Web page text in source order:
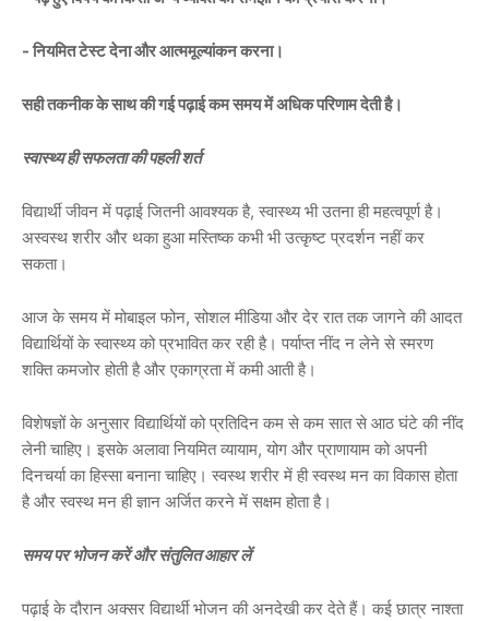
- नियमित टेस्ट देना और आत्ममूल्यांकन करना।
सही तकनीक के साथ की गई पढ़ाई कम समय में अधिक परिणाम देती है।
स्वास्थ्य ही सफलता की पहली शर्त
विद्यार्थी जीवन में पढ़ाई जितनी आवश्यक है, स्वास्थ्य भी उतना ही महत्वपूर्ण है।
अस्वस्थ शरीर और थका हुआ मस्तिष्क कभी भी उत्कृष्ट प्रदर्शन नहीं कर
सकता।
आज के समय में मोबाइल फोन, सोशल मीडिया और देर रात तक जागने की आदत
विद्यार्थियों के स्वास्थ्य को प्रभावित कर रही है। पर्याप्त नींद न लेने से स्मरण
शक्ति कमजोर होती है और एकाग्रता में कमी आती है।
विशेषज्ञों के अनुसार विद्यार्थियों को प्रतिदिन कम से कम सात से आठ घंटे की नींद
लेनी चाहिए। इसके अलावा नियमित व्यायाम, योग और प्राणायाम को अपनी
दिनचर्या का हिस्सा बनाना चाहिए। स्वस्थ शरीर में ही स्वस्थ मन का विकास होता
है और स्वस्थ मन ही ज्ञान अर्जित करने में सक्षम होता है।
समय पर भोजन करें और संतुलित आहार लें
पढ़ाई के दौरान अक्सर विद्यार्थी भोजन की अनदेखी कर देते हैं। कई छात्र नाश्ता